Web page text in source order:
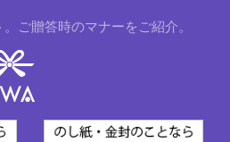
ご贈答時のマナーをご紹介。